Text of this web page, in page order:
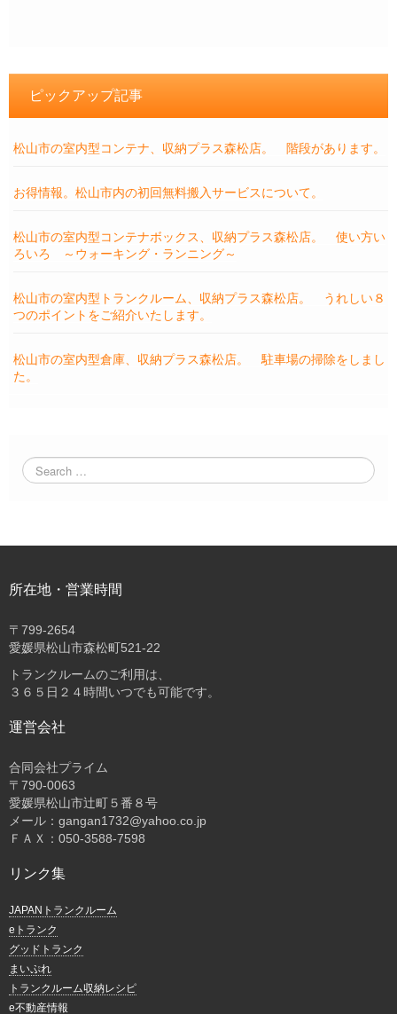
ピックアップ記事
松山市の室内型コンテナ、収納プラス森松店。 階段があります。
お得情報。松山市内の初回無料搬入サービスについて。
松山市の室内型コンテナボックス、収納プラス森松店。 使い方い
ろいろ ～ウォーキング・ランニング～
松山市の室内型トランクルーム、収納プラス森松店。 うれしい８
つのポイントをご紹介いたします。
松山市の室内型倉庫、収納プラス森松店。 駐車場の掃除をしまし
た。
所在地・営業時間
〒 799-2654
愛媛県松山市森松町521-22
トランクルームのご利用は、
３６５日２４時間いつでも可能です。
運営会社
合同会社プライム
〒 790-0063
愛媛県松山市辻町５番８号
メール：gangan1732@yahoo.co.jp
ＦＡＸ：050-3588-7598
リンク集
JAPANトランクルーム
eトランク
グッドトランク
まいぷれ
トランクルーム収納レシピ
e不動産情報